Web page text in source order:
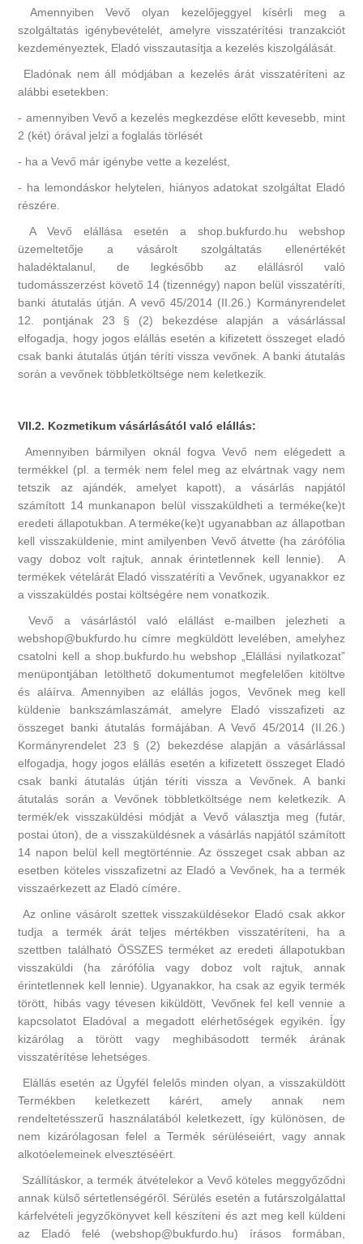
Amennyiben Vevő olyan kezelőjeggyel kísérli meg a
szolgáltatás igénybevételét, amelyre visszatérítési tranzakciót
kezdeményeztek, Eladó visszautasítja a kezelés kiszolgálását.
Eladónak nem áll módjában a kezelés árát visszatéríteni az
alábbi esetekben:
- amennyiben Vevő a kezelés megkezdése előtt kevesebb, mint
2 (két) órával jelzi a foglalás törlését
- ha a Vevő már igénybe vette a kezelést,
- ha lemondáskor helytelen, hiányos adatokat szolgáltat Eladó
részére.
A Vevő elállása esetén a shop.bukfurdo.hu webshop
üzemeltetője a vásárolt szolgáltatás ellenértékét
haladéktalanul, de legkésőbb az elállásról való
tudomásszerzést követő 14 (tizennégy) napon belül visszatéríti,
banki átutalás útján. A vevő 45/2014 (II.26.) Kormányrendelet
12. pontjának 23 § (2) bekezdése alapján a vásárlással
elfogadja, hogy jogos elállás esetén a kifizetett összeget eladó
csak banki átutalás útján téríti vissza vevőnek. A banki átutalás
során a vevőnek többletköltsége nem keletkezik.
VII.2. Kozmetikum vásárlásától való elállás:
Amennyiben bármilyen oknál fogva Vevő nem elégedett a
termékkel (pl. a termék nem felel meg az elvártnak vagy nem
tetszik az ajándék, amelyet kapott), a vásárlás napjától
számított 14 munkanapon belül visszaküldheti a terméke(ke)t
eredeti állapotukban. A terméke(ke)t ugyanabban az állapotban
kell visszaküldenie, mint amilyenben Vevő átvette (ha zárófólia
vagy doboz volt rajtuk, annak érintetlennek kell lennie). A
termékek vételárát Eladó visszatéríti a Vevőnek, ugyanakkor ez
a visszaküldés postai költségére nem vonatkozik.
Vevő a vásárlástól való elállást e-mailben jelezheti a
webshop@bukfurdo.hu címre megküldött levelében, amelyhez
csatolni kell a shop.bukfurdo.hu webshop „Elállási nyilatkozat”
menüpontjában letölthető dokumentumot megfelelően kitöltve
és aláírva. Amennyiben az elállás jogos, Vevőnek meg kell
küldenie bankszámlaszámát, amelyre Eladó visszafizeti az
összeget banki átutalás formájában. A Vevő 45/2014 (II.26.)
Kormányrendelet 23 § (2) bekezdése alapján a vásárlással
elfogadja, hogy jogos elállás esetén a kifizetett összeget Eladó
csak banki átutalás útján téríti vissza a Vevőnek. A banki
átutalás során a Vevőnek többletköltsége nem keletkezik. A
termék/ek visszaküldési módját a Vevő választja meg (futár,
postai úton), de a visszaküldésnek a vásárlás napjától számított
14 napon belül kell megtörténnie. Az összeget csak abban az
esetben köteles visszafizetni az Eladó a Vevőnek, ha a termék
visszaérkezett az Eladó címére.
Az online vásárolt szettek visszaküldésekor Eladó csak akkor
tudja a termék árát teljes mértékben visszatéríteni, ha a
szettben található ÖSSZES terméket az eredeti állapotukban
visszaküldi (ha zárófólia vagy doboz volt rajtuk, annak
érintetlennek kell lennie). Ugyanakkor, ha csak az egyik termék
törött, hibás vagy tévesen kiküldött, Vevőnek fel kell vennie a
kapcsolatot Eladóval a megadott elérhetőségek egyikén. Így
kizárólag a törött vagy meghibásodott termék árának
visszatérítése lehetséges.
Elállás esetén az Ügyfél felelős minden olyan, a visszaküldött
Termékben keletkezett kárért, amely annak nem
rendeltetésszerű használatából keletkezett, így különösen, de
nem kizárólagosan felel a Termék sérüléseiért, vagy annak
alkotóelemeinek elvesztéséért.
Szállításkor, a termék átvételekor a Vevő köteles meggyőződni
annak külső sértetlenségéről. Sérülés esetén a futárszolgálattal
kárfelvételi jegyzőkönyvet kell készíteni és azt meg kell küldeni
az Eladó felé (webshop@bukfurdo.hu) írásos formában,